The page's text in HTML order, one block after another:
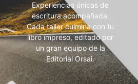
Experiencias únicas de
escritura acompañada.
Cada taller culmina con tu
libro impreso, editado por
un gran equipo de la
Editorial Orsai.